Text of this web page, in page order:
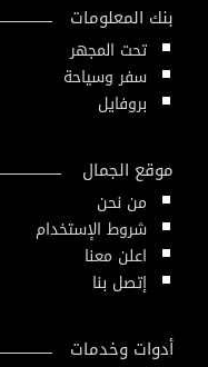
بنك المعلومات
تحت المجهر
سفر وسياحة
بروفايل
موقع الجمال
من نحن
شروط الإستخدام
اعلن معنا
إتصل بنا
أدوات وخدمات